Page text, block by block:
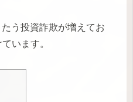
う投資詐欺が増えてお
います。